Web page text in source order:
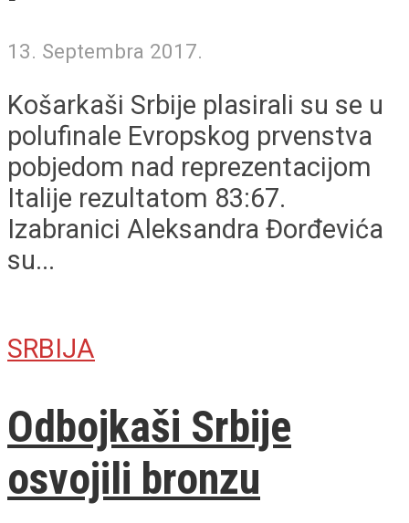
13. Septembra 2017.
Košarkaši Srbije plasirali su se u
polufinale Evropskog prvenstva
pobjedom nad reprezentacijom
Italije rezultatom 83:67.
Izabranici Aleksandra Đorđevića
su...
SRBIJA
Odbojkaši Srbije
osvojili bronzu